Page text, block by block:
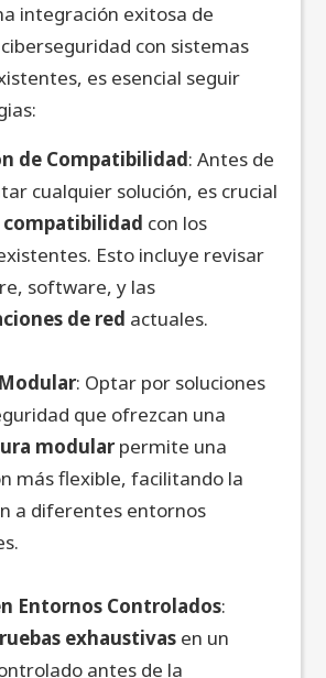
integración exitosa de
con sistemas
es esencial seguir
de Compatibilidad: Antes de
cualquier solución, es crucial
compatibilidad con los
Esto incluye revisar
software, y las
de red actuales.
: Optar por soluciones
que ofrezcan una
modularpermite una
más flexible, facilitando la
a diferentes entornos
Entornos Controlados:
exhaustivas en un
antes de la